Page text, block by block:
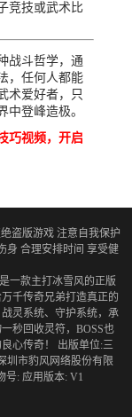
竞技或武术比
战斗哲学，通
，任何人都能
术爱好者，只
登峰造极。
巧视频，开启
盗版游戏 注意自我保护
身 合理安排时间 享受健
一款主打冰雪风的正版
千传奇兄弟打造真正的
灵系统、守护系统，承
秒回收灵符，BOSS也
心传奇！ 出版单位:三
圳市豹风网络股份有限
号: 应用版本: V1